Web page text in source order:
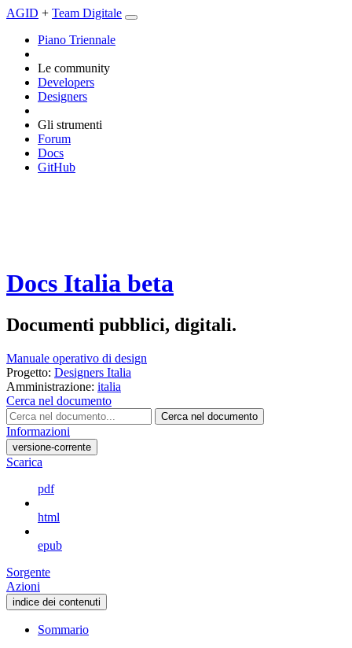
AGID + Team Digitale
Piano Triennale
Le community
Developers
Designers
Gli strumenti
Forum
Docs
GitHub
Docs Italia beta
Documenti pubblici, digitali.
Manuale operativo di design
Progetto: Designers Italia
Amministrazione: italia
Cerca nel documento
Cerca nel documento
Informazioni
versione-corrente
Scarica
pdf
html
epub
Sorgente
Azioni
indice dei contenuti
Sommario